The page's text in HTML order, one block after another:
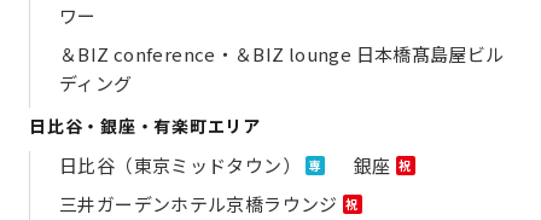
ワー
＆BIZ conference・＆BIZ lounge 日本橋髙島屋ビル
ディング
日比谷・銀座・有楽町エリア
日比谷（東京ミッドタウン） 専 銀座 祝
三井ガーデンホテル京橋ラウンジ 祝